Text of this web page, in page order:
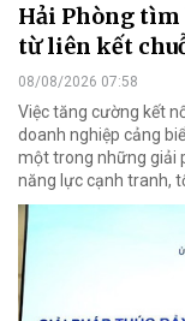
Hải Phòng
từ liên kết
08/08/2026 07:58
Việc tăng cường kết
doanh nghiệp cảng
một trong những giải
năng lực cạnh tranh,